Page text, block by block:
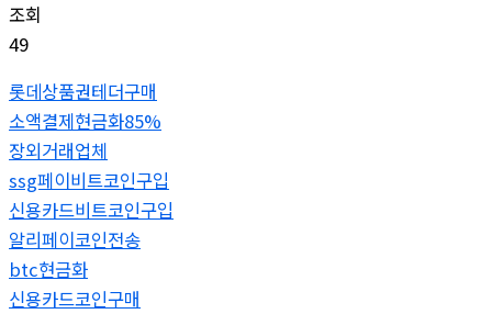
조회
49
롯데상품권테더구매
소액결제현금화85%
장외거래업체
ssg페이비트코인구입
신용카드비트코인구입
알리페이코인전송
btc현금화
신용카드코인구매